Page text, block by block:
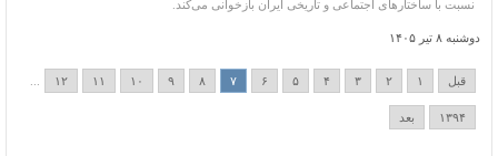
نسبت با ساختارهای اجتماعی و تاریخی ایران بازخوانی می‌کند.
دوشنبه ۸ تیر ۱۴۰۵
قبل ۱ ۲ ۳ ۴ ۵ ۶ ۷ ۸ ۹ ۱۰ ۱۱ ۱۲
۱۳۹۴ بعد